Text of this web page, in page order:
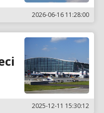
2026-06-16 11:28:00
2025-12-11 15:30:12